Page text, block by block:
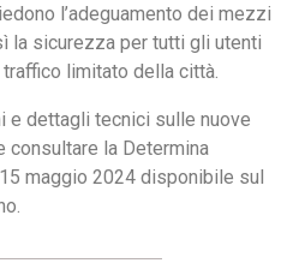
l’adeguamento dei mezzi
la sicurezza per tutti gli utenti
limitato della città.
e dettagli tecnici sulle nuove
la Determina
maggio 2024 disponibile sul